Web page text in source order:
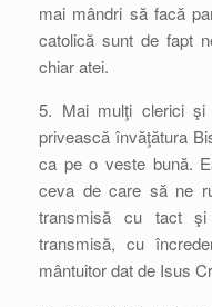
mai mândri să facă
catolică sunt de fapt
chiar atei.
5. Mai mulţi clerici şi
privească învăţătura
ca pe o veste bună.
ceva de care să ne
transmisă cu tact
transmisă, cu
mântuitor dat de Isus